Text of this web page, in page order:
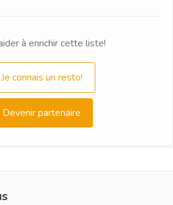
à enrichir cette liste!
Je connais un resto!
Devenir partenaire